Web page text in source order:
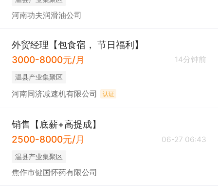
河南功夫润滑油公司
外贸经理【包食宿， 节日福利】
3000-8000元/月
14分钟前
温县产业集聚区
河南同济减速机有限公司 认证
销售【底薪+高提成】
2500-8000元/月
06-27 06:43
温县产业集聚区
焦作市健国怀药有限公司